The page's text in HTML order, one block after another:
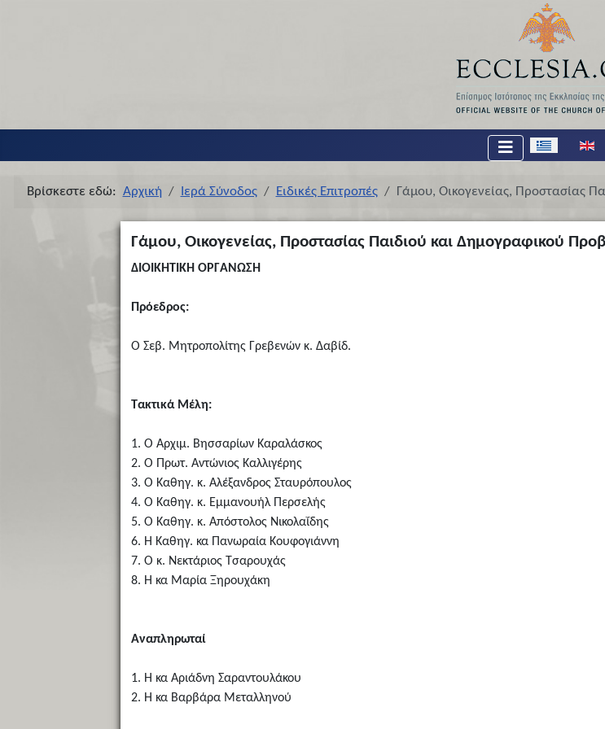
Επιλέξτε τη
Βρίσκεστε εδώ: Αρχική Ιερά Σύνοδος Ειδικές Επιτροπές Γάμου, Οικογενείας, Προστασίας
Γάμου, Οικογενείας, Προστασίας Παιδιού και Δημογραφικού
ΔΙΟΙΚΗΤΙΚΗ ΟΡΓΑΝΩΣΗ
Πρόεδρος:
Ο Σεβ. Μητροπολίτης Γρεβενών κ. Δαβίδ.
Τακτικά Μέλη:
1. Ο Αρχιμ. Βησσαρίων Καραλάσκος
2. Ο Πρωτ. Αντώνιος Καλλιγέρης
3. Ο Καθηγ. κ. Αλέξανδρος Σταυρόπουλος
4. Ο Καθηγ. κ. Εμμανουήλ Περσελής
5. Ο Καθηγ. κ. Απόστολος Νικολαΐδης
6. Η Καθηγ. κα Πανωραία Κουφογιάννη
7. Ο κ. Νεκτάριος Τσαρουχάς
8. Η κα Μαρία Ξηρουχάκη
Αναπληρωταί
1. Η κα Αριάδνη Σαραντουλάκου
2. Η κα Βαρβάρα Μεταλληνού